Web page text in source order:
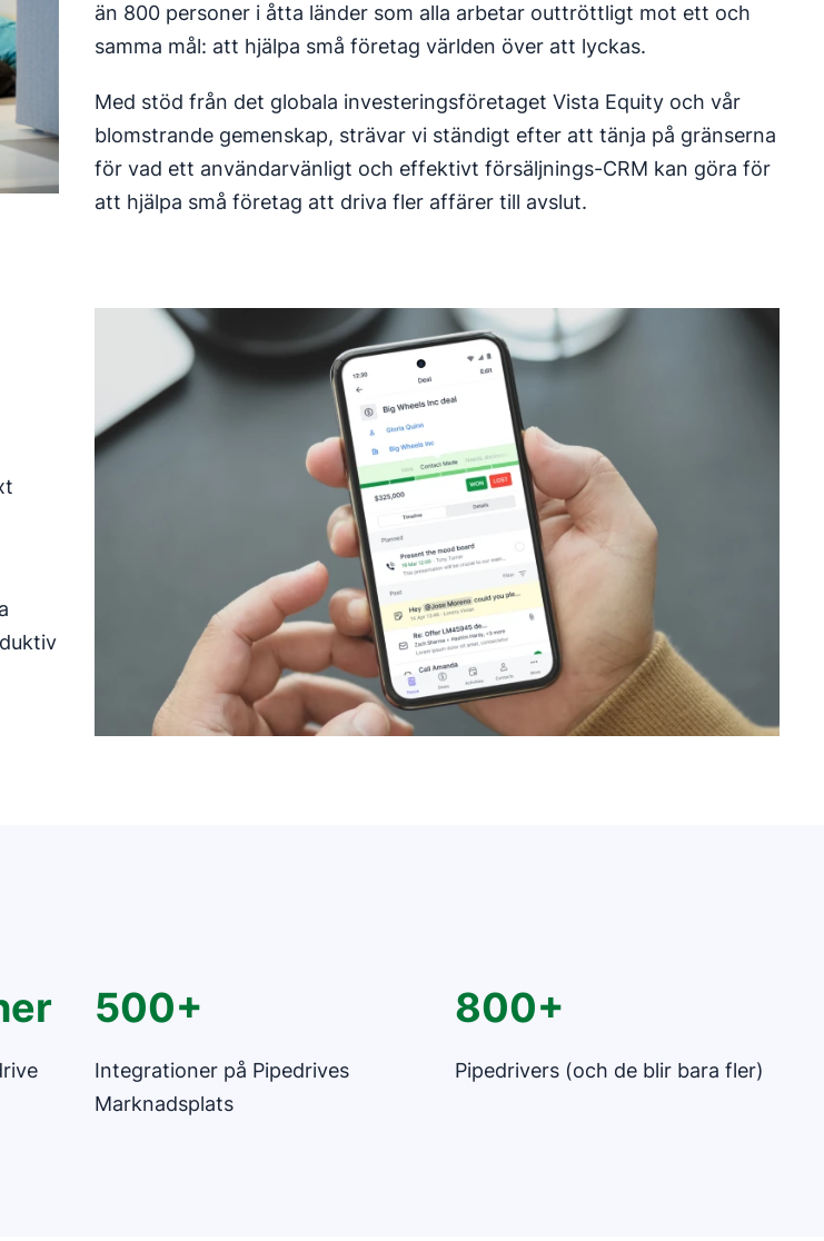
än 800 personer i åtta länder som alla arbetar outtröttligt mot ett och
samma mål: att hjälpa små företag världen över att lyckas.
Med stöd från det globala investeringsföretaget Vista Equity och vår
blomstrande gemenskap, strävar vi ständigt efter att tänja på gränserna
för vad ett användarvänligt och effektivt försäljnings-CRM kan göra för
att hjälpa små företag att driva fler affärer till avslut.
500+
Integrationer på Pipedrives
Marknadsplats
800+
Pipedrivers (och de blir bara fler)